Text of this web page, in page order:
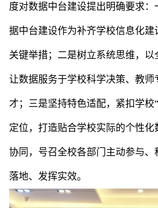
度对数据中台建设提出明确要求
据中台建设作为补齐学校信息化
关键举措；二是树立系统思维，以
让数据服务于学校科学决策、教
才；三是坚持特色适配，紧扣学校
定位，打造贴合学校实际的个性
协同，号召全校各部门主动参与
落地、发挥实效。